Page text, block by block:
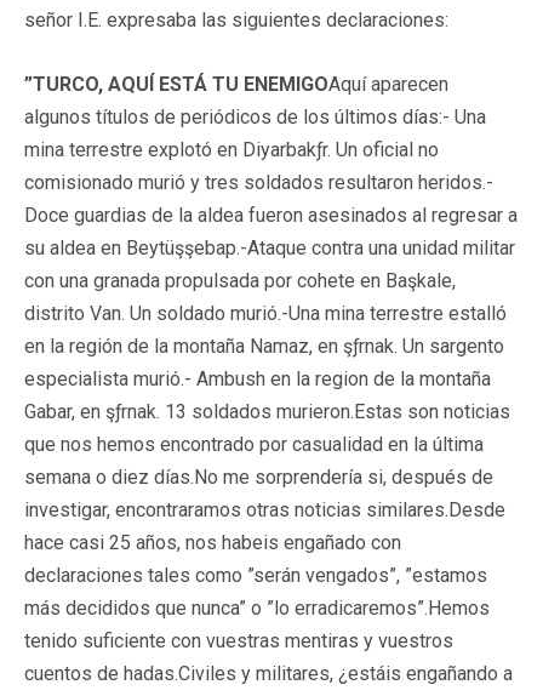
señor I.E. expresaba las siguientes declaraciones:
”TURCO, AQUÍ ESTÁ TU ENEMIGOAquí aparecen
algunos títulos de periódicos de los últimos días:- Una
mina terrestre explotó en Diyarbakƒr. Un oficial no
comisionado murió y tres soldados resultaron heridos.-
Doce guardias de la aldea fueron asesinados al regresar a
su aldea en Beytüşşebap.-Ataque contra una unidad militar
con una granada propulsada por cohete en Başkale,
distrito Van. Un soldado murió.-Una mina terrestre estalló
en la región de la montaña Namaz, en şƒrnak. Un sargento
especialista murió.- Ambush en la region de la montaña
Gabar, en şƒrnak. 13 soldados murieron.Estas son noticias
que nos hemos encontrado por casualidad en la última
semana o diez días.No me sorprendería si, después de
investigar, encontraramos otras noticias similares.Desde
hace casi 25 años, nos habeis engañado con
declaraciones tales como ”serán vengados”, ”estamos
más decididos que nunca” o ”lo erradicaremos”.Hemos
tenido suficiente con vuestras mentiras y vuestros
cuentos de hadas.Civiles y militares, ¿estáis engañando a